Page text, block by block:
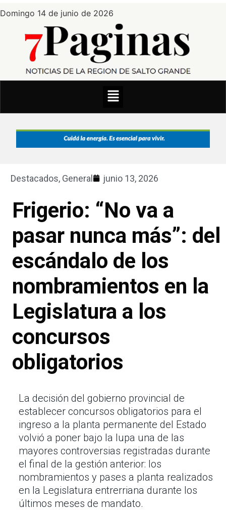
Domingo 14 de junio de 2026
Destacados, General junio 13, 2026
Frigerio: “No va a
pasar nunca más”: del
escándalo de los
nombramientos en la
Legislatura a los
concursos
obligatorios
La decisión del gobierno provincial de
establecer concursos obligatorios para el
ingreso a la planta permanente del Estado
volvió a poner bajo la lupa una de las
mayores controversias registradas durante
el final de la gestión anterior: los
nombramientos y pases a planta realizados
en la Legislatura entrerriana durante los
últimos meses de mandato.